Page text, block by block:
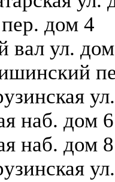
дом 4
вал ул.
наб. дом
наб. дом 8